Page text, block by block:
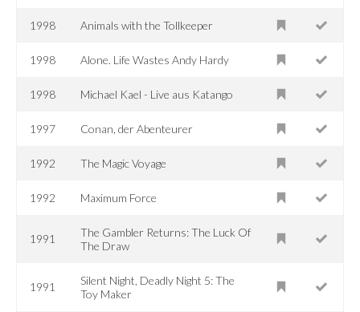
1998 Animals with the Tollkeeper
1998 Alone. Life Wastes Andy Hardy
1998 Michael Kael - Live aus Katango
1997 Conan, der Abenteurer
1992 The Magic Voyage
1992 Maximum Force
1991
The Gambler Returns: The Luck Of
The Draw
1991
Silent Night, Deadly Night 5: The
Toy Maker